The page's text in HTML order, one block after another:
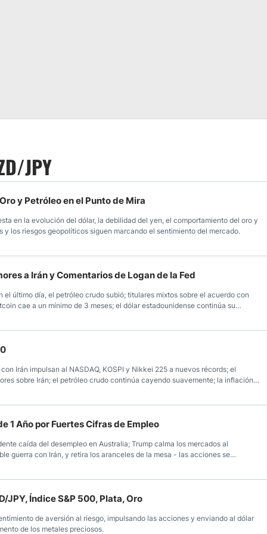
JPY
y Petróleo en el Punto de Mira
en la evolución del dólar, la debilidad del yen, el comportamiento del oro y
los riesgos geopolíticos siguen marcando el sentimiento del mercado.
a Irán y Comentarios de Logan de la Fed
último día, el petróleo crudo subió; titulares mixtos sobre el acuerdo con
cae a un mínimo de 3 meses; el dólar estadounidense continúa su
Irán impulsan al NASDAQ, KOSPI y Nikkei 225 a nuevos récords; el
sobre Irán; el petróleo crudo continúa cayendo suavemente; la inflación
1 Año por Fuertes Cifras de Empleo
caída del desempleo en Australia; Trump calma los mercados al
guerra con Irán, y retira los aranceles de la mesa - las acciones se
JPY, Índice S&P 500, Plata, Oro
de aversión al riesgo, impulsando las acciones y enviando al dólar
de los metales preciosos.